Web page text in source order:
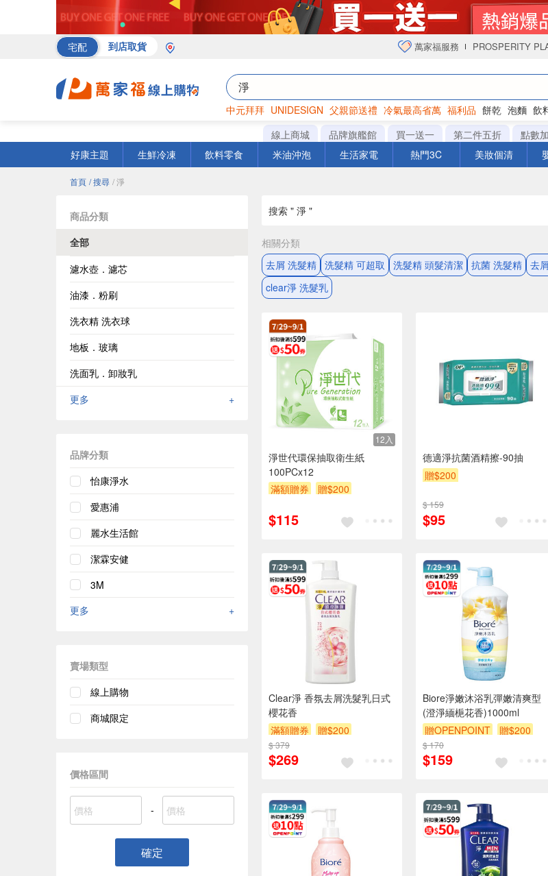
宅配 到店取貨 萬家福服務 PROSPERITY
中元拜拜 UNIDESIGN 父親節送禮 冷氣最高省萬 福利品 餅乾 泡麵 飲
巧克力 罐頭 衛生紙
線上商城 品牌旗艦館 買一送一 第二件五折 點數
好康主題
生鮮冷凍 飲料零食 米油沖泡 生活家電 熱門3C 美妝個清
首頁 / 搜尋 / 淨
商品分類
全部
濾水壺．濾芯
油漆．粉刷
洗衣精 洗衣球
地板．玻璃
洗面乳．卸妝乳
更多
+
品牌分類
怡康淨水
愛惠浦
麗水生活館
潔霖安健
3M
更多
+
賣場類型
線上購物
商城限定
價格區間
-
確定
搜索 " 淨 "
相關分類
去屑 洗髮精 洗髮精 可超取 洗髮精 頭髮清潔 抗菌 洗髮精 去
clear淨 洗髮乳
12入
淨世代環保抽取衛生紙
100PCx12
滿額贈券
贈$200
$115
德適淨抗菌酒精擦-90抽
贈$200
$ 159
$95
Clear淨 香氛去屑洗髮乳日式
櫻花香
滿額贈券
贈$200
$ 379
$269
Biore淨嫩沐浴乳彈嫩清爽型
(澄淨緬梔花香)1000ml
贈OPENPOINT
贈$200
$ 170
$159